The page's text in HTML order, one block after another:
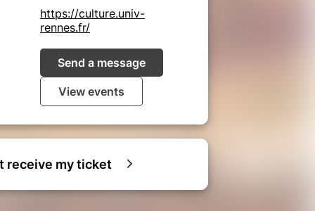
https://culture.univ-
rennes.fr/
Send a message
View events
receive my ticket